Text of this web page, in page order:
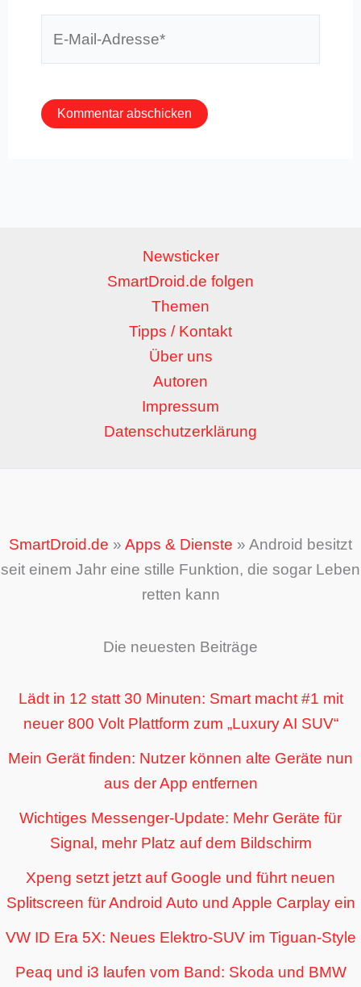
Newsticker
SmartDroid.de folgen
Themen
Tipps / Kontakt
Über uns
Autoren
Impressum
Datenschutzerklärung
SmartDroid.de » Apps & Dienste » Android besitzt
seit einem Jahr eine stille Funktion, die sogar Leben
retten kann
Die neuesten Beiträge
Lädt in 12 statt 30 Minuten: Smart macht #1 mit
neuer 800 Volt Plattform zum „Luxury AI SUV“
Mein Gerät finden: Nutzer können alte Geräte nun
aus der App entfernen
Wichtiges Messenger-Update: Mehr Geräte für
Signal, mehr Platz auf dem Bildschirm
Xpeng setzt jetzt auf Google und führt neuen
Splitscreen für Android Auto und Apple Carplay ein
VW ID Era 5X: Neues Elektro-SUV im Tiguan-Style
Peaq und i3 laufen vom Band: Skoda und BMW